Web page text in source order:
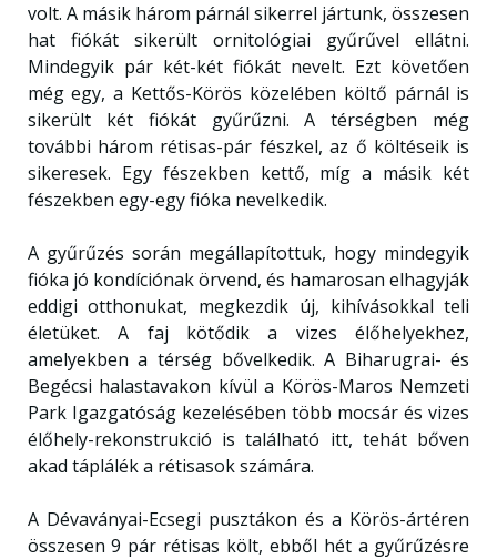
volt. A másik három párnál sikerrel jártunk, összesen
hat fiókát sikerült ornitológiai gyűrűvel ellátni.
Mindegyik pár két-két fiókát nevelt. Ezt követően
még egy, a Kettős-Körös közelében költő párnál is
sikerült két fiókát gyűrűzni. A térségben még
további három rétisas-pár fészkel, az ő költéseik is
sikeresek. Egy fészekben kettő, míg a másik két
fészekben egy-egy fióka nevelkedik.
A gyűrűzés során megállapítottuk, hogy mindegyik
fióka jó kondíciónak örvend, és hamarosan elhagyják
eddigi otthonukat, megkezdik új, kihívásokkal teli
életüket. A faj kötődik a vizes élőhelyekhez,
amelyekben a térség bővelkedik. A Biharugrai- és
Begécsi halastavakon kívül a Körös-Maros Nemzeti
Park Igazgatóság kezelésében több mocsár és vizes
élőhely-rekonstrukció is található itt, tehát bőven
akad táplálék a rétisasok számára.
A Dévaványai-Ecsegi pusztákon és a Körös-ártéren
összesen 9 pár rétisas költ, ebből hét a gyűrűzésre